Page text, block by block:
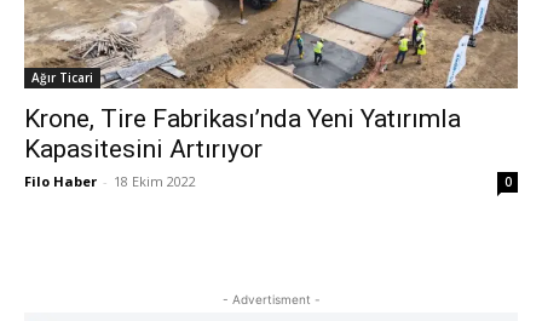
Ağır Ticari
Krone, Tire Fabrikası’nda Yeni Yatırımla
Kapasitesini Artırıyor
Filo Haber - 18 Ekim 2022 0
- Advertisment -